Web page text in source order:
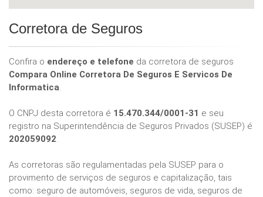
Corretora de Seguros
Confira o endereço e telefone da corretora de seguros
Compara Online Corretora De Seguros E Servicos De
Informatica.
O CNPJ desta corretora é 15.470.344/0001-31 e seu
registro na Superintendência de Seguros Privados (SUSEP) é
202059092.
As corretoras são regulamentadas pela SUSEP para o
provimento de serviços de seguros e capitalização, tais
como: seguro de automóveis, seguros de vida, seguros de